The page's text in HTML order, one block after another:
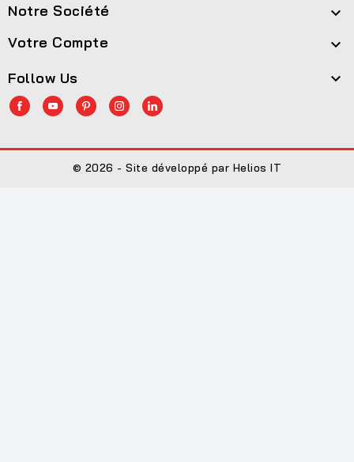
Notre Société 
Votre Compte 
Follow Us 
© 2026 - Site développé par Helios IT